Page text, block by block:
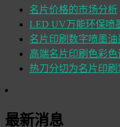
名片价格的市场分析
LED UV万能环保喷
名片印刷数字喷墨油
高端名片印刷色彩
热刀分切为名片印
最新消息